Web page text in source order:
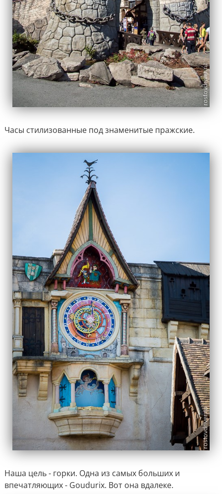
Часы стилизованные под знаменитые пражские.
Наша цель - горки. Одна из самых больших и
впечатляющих - Goudurix. Вот она вдалеке.